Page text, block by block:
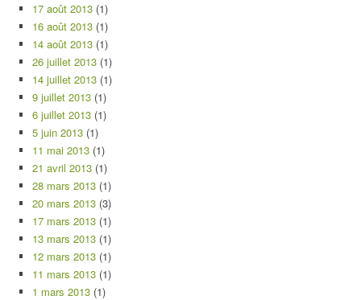
17 août 2013 (1)
16 août 2013 (1)
14 août 2013 (1)
26 juillet 2013 (1)
14 juillet 2013 (1)
9 juillet 2013 (1)
6 juillet 2013 (1)
5 juin 2013 (1)
11 mai 2013 (1)
21 avril 2013 (1)
28 mars 2013 (1)
20 mars 2013 (3)
17 mars 2013 (1)
13 mars 2013 (1)
12 mars 2013 (1)
11 mars 2013 (1)
1 mars 2013 (1)